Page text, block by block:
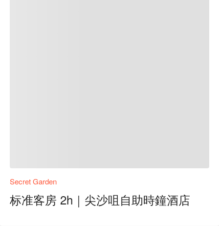
Secret Garden
标准客房 2h｜尖沙咀自助時鐘酒店